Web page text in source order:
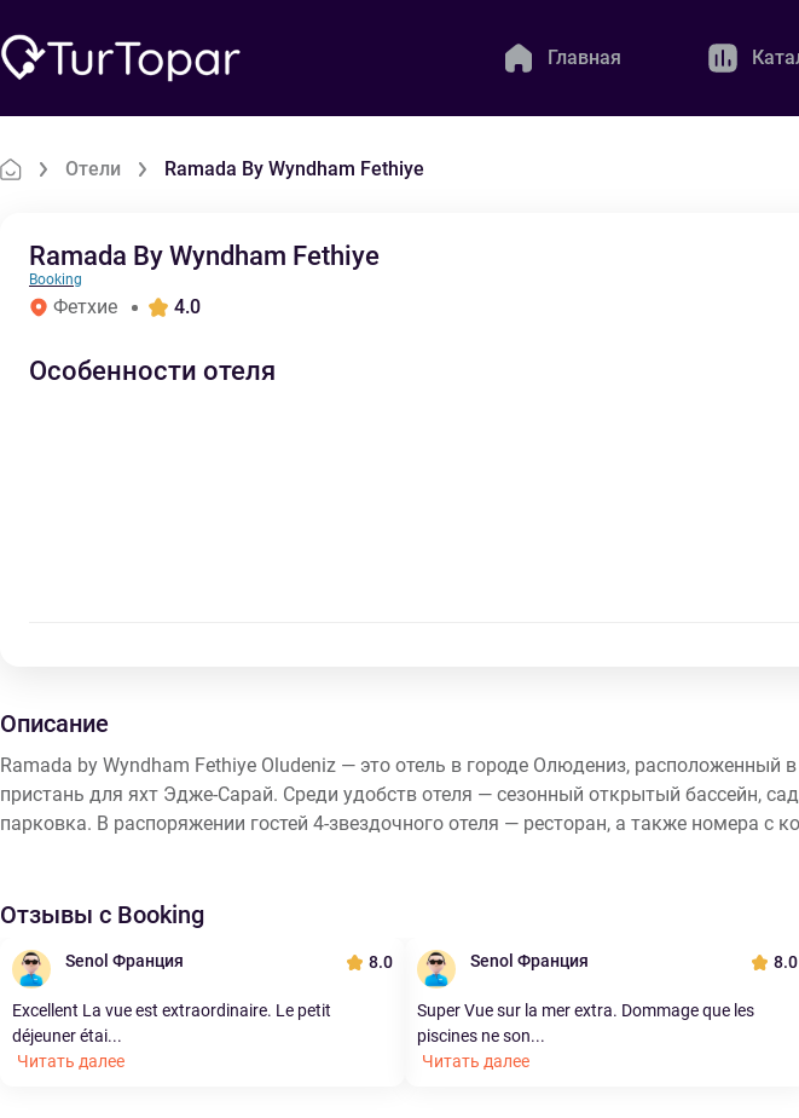
Главная
Отели Ramada By Wyndham Fethiye
Ramada By Wyndham Fethiye
Booking
Фетхие 4.0
Особенности отеля
Описание
Ramada by Wyndham Fethiye Oludeniz — это отель в городе Олюдениз, расположенный
пристань для яхт Эдже-Сарай. Среди удобств отеля — сезонный открытый бассейн,
парковка. В распоряжении гостей 4-звездочного отеля — ресторан, а также номера с
Отзывы с Booking
Senol Франция 8.0
Excellent La vue est extraordinaire. Le petit
déjeuner étai...
Читать далее
Senol Франция 8.0
Super Vue sur la mer extra. Dommage que les
piscines ne son...
Читать далее